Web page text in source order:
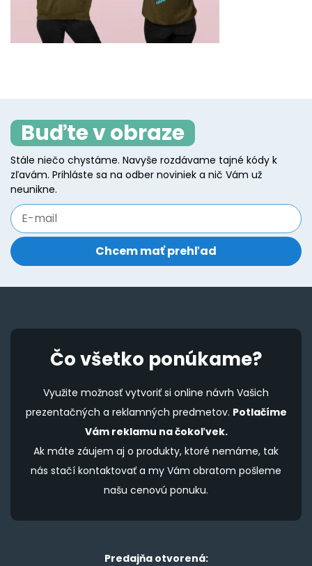
Buďte v obraze
Stále niečo chystáme. Navyše rozdávame tajné kódy k
zľavám. Prihláste sa na odber noviniek a nič Vám už
neunikne.
Čo všetko ponúkame?
Využite možnosť vytvoriť si online návrh Vašich
prezentačných a reklamných predmetov. Potlačíme
Vám reklamu na čokoľvek.
Ak máte záujem aj o produkty, ktoré nemáme, tak
nás stačí kontaktovať a my Vám obratom pošleme
našu cenovú ponuku.
Predajňa otvorená: